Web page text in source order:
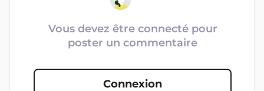
Vous devez être connecté pour
poster un commentaire
Connexion